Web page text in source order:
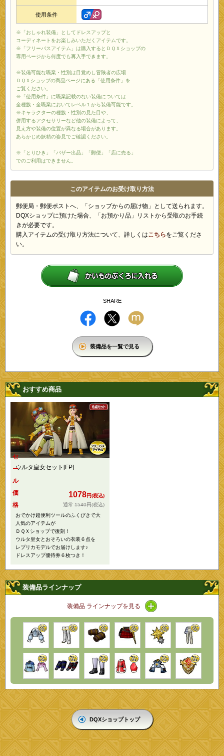
使用条件
※「おしゃれ装備」としてドレスアップと
コーディネートをお楽しみいただくアイテムです。
※「フリーパスアイテム」は購入するとＤＱＸショップの
専用ページから何度でも再入手できます。
※装備可能な職業・性別は目覚めし冒険者の広場
ＤＱＸショップの商品ページにある「使用条件」を
ご覧ください。
※「使用条件」に職業記載のない装備については
全種族・全職業においてレベル１から装備可能です。
※キャラクターの種族・性別の見た目や、
併用するアクセサリーなど他の装備によって、
見え方や装備の位置が異なる場合があります。
あらかじめ妖精の姿見でご確認ください。
※「とりひき」「バザー出品」「郵便」「店に売る」
でのご利用はできません。
このアイテムのお受け取り方法
郵便局・郵便ポストへ、「ショップからの届け物」として送られます。
DQXショップに預けた場合、「お預かり品」リストから受取のお手続
きが必要です。
購入アイテムの受け取り方法について、詳しくはこちらをご覧くださ
い。
SHARE
装備品を一覧で見る
おすすめ商品
ウルタ皇女セット[FP]
セ
ー
ル
価
格
1078円(税込)
1540円(税込)
おでかけ超便利ツールのふくびきで大
人気のアイテムが
ＤＱＸショップで復刻！
ウルタ皇女とおそろいの衣装６点を
レプリカモデルでお届けします♪
ドレスアップ優待券６枚つき！
装備品ラインナップ
装備品 ラインナップを見る アイコン / ラインナッ
DQXショップトップ